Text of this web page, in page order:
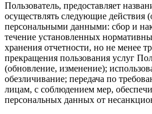
Пользователь, предоставляет
осуществлять следующие действия
персональными данными: сбор и
течение установленных
хранения отчетности, но не менее
прекращения пользования услуг
(обновление, изменение);
обезличивание; передача по
лицам, с соблюдением мер,
персональных данных от